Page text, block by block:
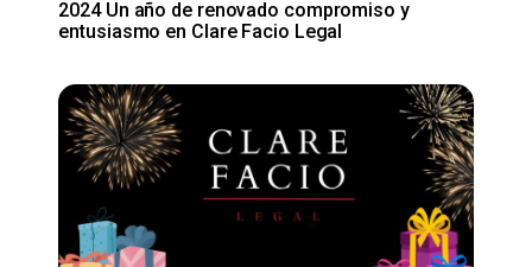
2024 Un año de renovado compromiso y
entusiasmo en Clare Facio Legal